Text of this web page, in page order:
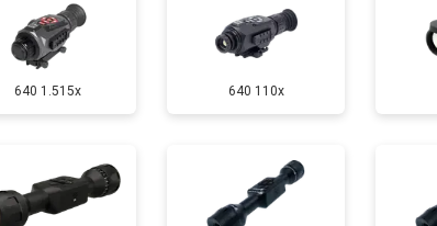
640 1.515x 640 110x